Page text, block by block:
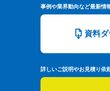
事例や業界動向など最新情
資料
詳しいご説明やお見積り依